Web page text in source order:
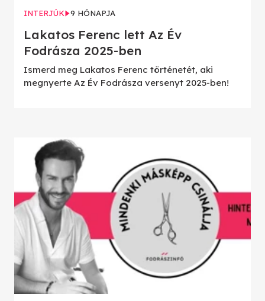
INTERJÚK 9 HÓNAPJA
Lakatos Ferenc lett Az Év
Fodrásza 2025-ben
Ismerd meg Lakatos Ferenc történetét, aki
megnyerte Az Év Fodrásza versenyt 2025-ben!